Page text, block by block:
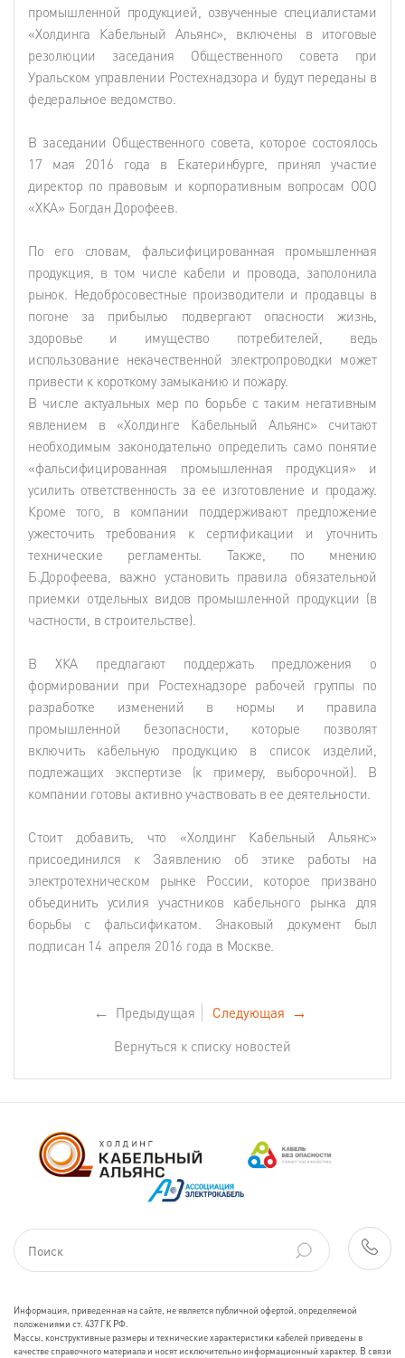
промышленной продукцией, озвученные специалистами
«Холдинга Кабельный Альянс», включены в итоговые
резолюции заседания Общественного совета при
Уральском управлении Ростехнадзора и будут переданы в
федеральное ведомство.
В заседании Общественного совета, которое состоялось
17 мая 2016 года в Екатеринбурге, принял участие
директор по правовым и корпоративным вопросам ООО
«ХКА» Богдан Дорофеев.
По его словам, фальсифицированная промышленная
продукция, в том числе кабели и провода, заполонила
рынок. Недобросовестные производители и продавцы в
погоне за прибылью подвергают опасности жизнь,
здоровье и имущество потребителей, ведь
использование некачественной электропроводки может
привести к короткому замыканию и пожару.
В числе актуальных мер по борьбе с таким негативным
явлением в «Холдинге Кабельный Альянс» считают
необходимым законодательно определить само понятие
«фальсифицированная промышленная продукция» и
усилить ответственность за ее изготовление и продажу.
Кроме того, в компании поддерживают предложение
ужесточить требования к сертификации и уточнить
технические регламенты. Также, по мнению
Б.Дорофеева, важно установить правила обязательной
приемки отдельных видов промышленной продукции (в
частности, в строительстве).
В ХКА предлагают поддержать предложения о
формировании при Ростехнадзоре рабочей группы по
разработке изменений в нормы и правила
промышленной безопасности, которые позволят
включить кабельную продукцию в список изделий,
подлежащих экспертизе (к примеру, выборочной). В
компании готовы активно участвовать в ее деятельности.
Стоит добавить, что «Холдинг Кабельный Альянс»
присоединился к Заявлению об этике работы на
электротехническом рынке России, которое призвано
объединить усилия участников кабельного рынка для
борьбы с фальсификатом. Знаковый документ был
подписан 14 апреля 2016 года в Москве.
← Предыдущая Следующая →
Вернуться к списку новостей
Информация, приведенная на сайте, не является публичной офертой, определяемой
положениями ст. 437 ГК РФ.
Массы, конструктивные размеры и технические характеристики кабелей приведены в
качестве справочного материала и носят исключительно информационный характер. В связи